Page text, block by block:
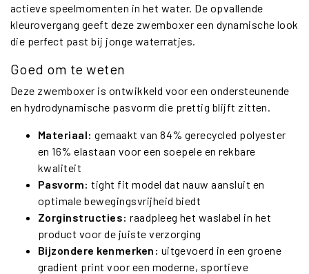
actieve speelmomenten in het water. De opvallende
kleurovergang geeft deze zwemboxer een dynamische look
die perfect past bij jonge waterratjes.
Goed om te weten
Deze zwemboxer is ontwikkeld voor een ondersteunende
en hydrodynamische pasvorm die prettig blijft zitten.
Materiaal: gemaakt van 84% gerecycled polyester
en 16% elastaan voor een soepele en rekbare
kwaliteit
Pasvorm: tight fit model dat nauw aansluit en
optimale bewegingsvrijheid biedt
Zorginstructies: raadpleeg het waslabel in het
product voor de juiste verzorging
Bijzondere kenmerken: uitgevoerd in een groene
gradient print voor een moderne, sportieve